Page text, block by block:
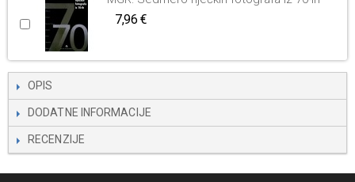
7,96 €
OPIS
DODATNE INFORMACIJE
RECENZIJE